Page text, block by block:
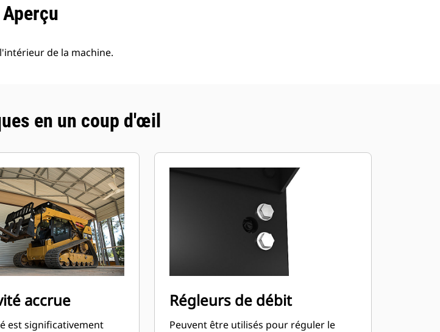
Aperçu
de la machine.
en un coup d'œil
accrue
est significativement
Régleurs de débit
Peuvent être utilisés pour réguler le